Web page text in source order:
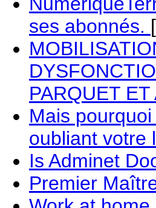
ses abonnés.
PARQUET
Mais
oubliant votre
Is Adminet
Premier